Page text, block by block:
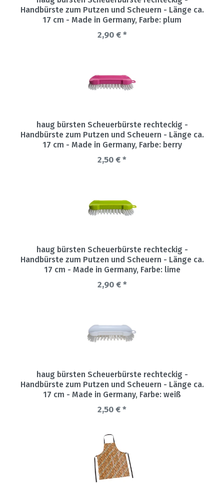
Handbürste zum Putzen und Scheuern - Länge ca.
17 cm - Made in Germany, Farbe: plum
2,90 € *
haug bürsten Scheuerbürste rechteckig -
Handbürste zum Putzen und Scheuern - Länge ca.
17 cm - Made in Germany, Farbe: berry
2,50 € *
haug bürsten Scheuerbürste rechteckig -
Handbürste zum Putzen und Scheuern - Länge ca.
17 cm - Made in Germany, Farbe: lime
2,90 € *
haug bürsten Scheuerbürste rechteckig -
Handbürste zum Putzen und Scheuern - Länge ca.
17 cm - Made in Germany, Farbe: weiß
2,50 € *